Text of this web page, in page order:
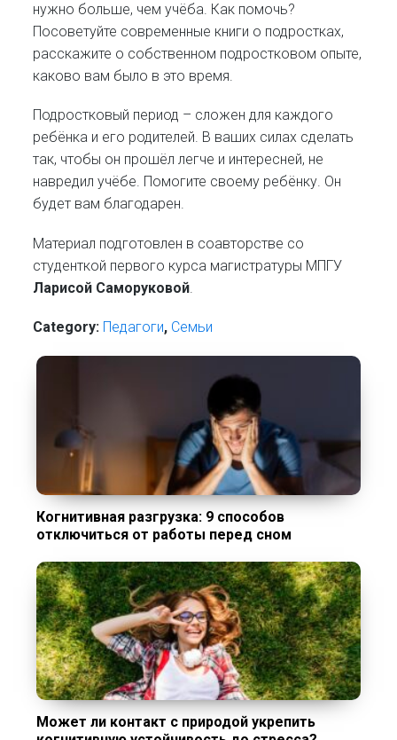
нужно больше, чем учёба. Как помочь?
Посоветуйте современные книги о подростках,
расскажите о собственном подростковом опыте,
каково вам было в это время.
Подростковый период – сложен для каждого
ребёнка и его родителей. В ваших силах сделать
так, чтобы он прошёл легче и интересней, не
навредил учёбе. Помогите своему ребёнку. Он
будет вам благодарен.
Материал подготовлен в соавторстве со
студенткой первого курса магистратуры МПГУ
Ларисой Саморуковой
Category: Педагоги, Семьи
Когнитивная разгрузка: 9 способов
отключиться от работы перед сном
Может ли контакт с природой укрепить